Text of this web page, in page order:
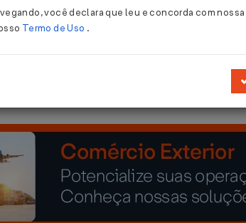
a concessão do benefício do drawback na
você declara que leu e concorda com nossa
Termo de Uso .